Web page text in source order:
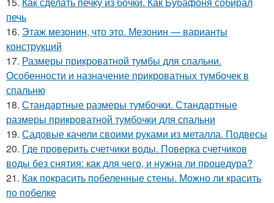
печь
16. Этаж мезонин, что это. Мезонин — варианты
конструкций
17. Размеры прикроватной тумбы для спальни.
Особенности и назначение прикроватных тумбочек в
спальню
18. Стандартные размеры тумбочки. Стандартные
размеры прикроватной тумбочки для спальни
19. Садовые качели своими руками из металла. Подвесы
20. Где проверить счетчики воды. Поверка счетчиков
воды без снятия: как для чего, и нужна ли процедура?
21. Как покрасить побеленные стены. Можно ли красить
по побелке